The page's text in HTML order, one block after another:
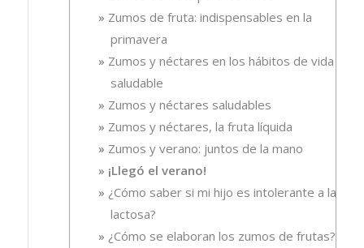
Zumos de fruta: indispensables en la
primavera
Zumos y néctares en los hábitos de vida
saludable
Zumos y néctares saludables
Zumos y néctares, la fruta líquida
Zumos y verano: juntos de la mano
¡Llegó el verano!
¿Cómo saber si mi hijo es intolerante a la
lactosa?
¿Cómo se elaboran los zumos de frutas?